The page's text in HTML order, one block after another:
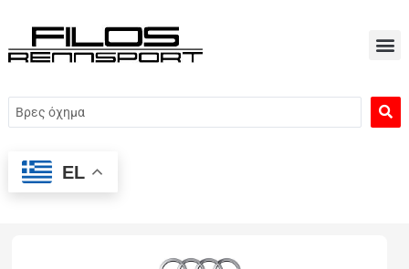
περιεχόμενο
Search
...
EL